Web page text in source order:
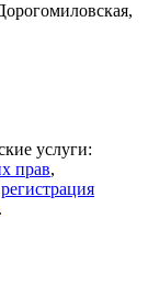
услуги:
прав,
регистрация
.